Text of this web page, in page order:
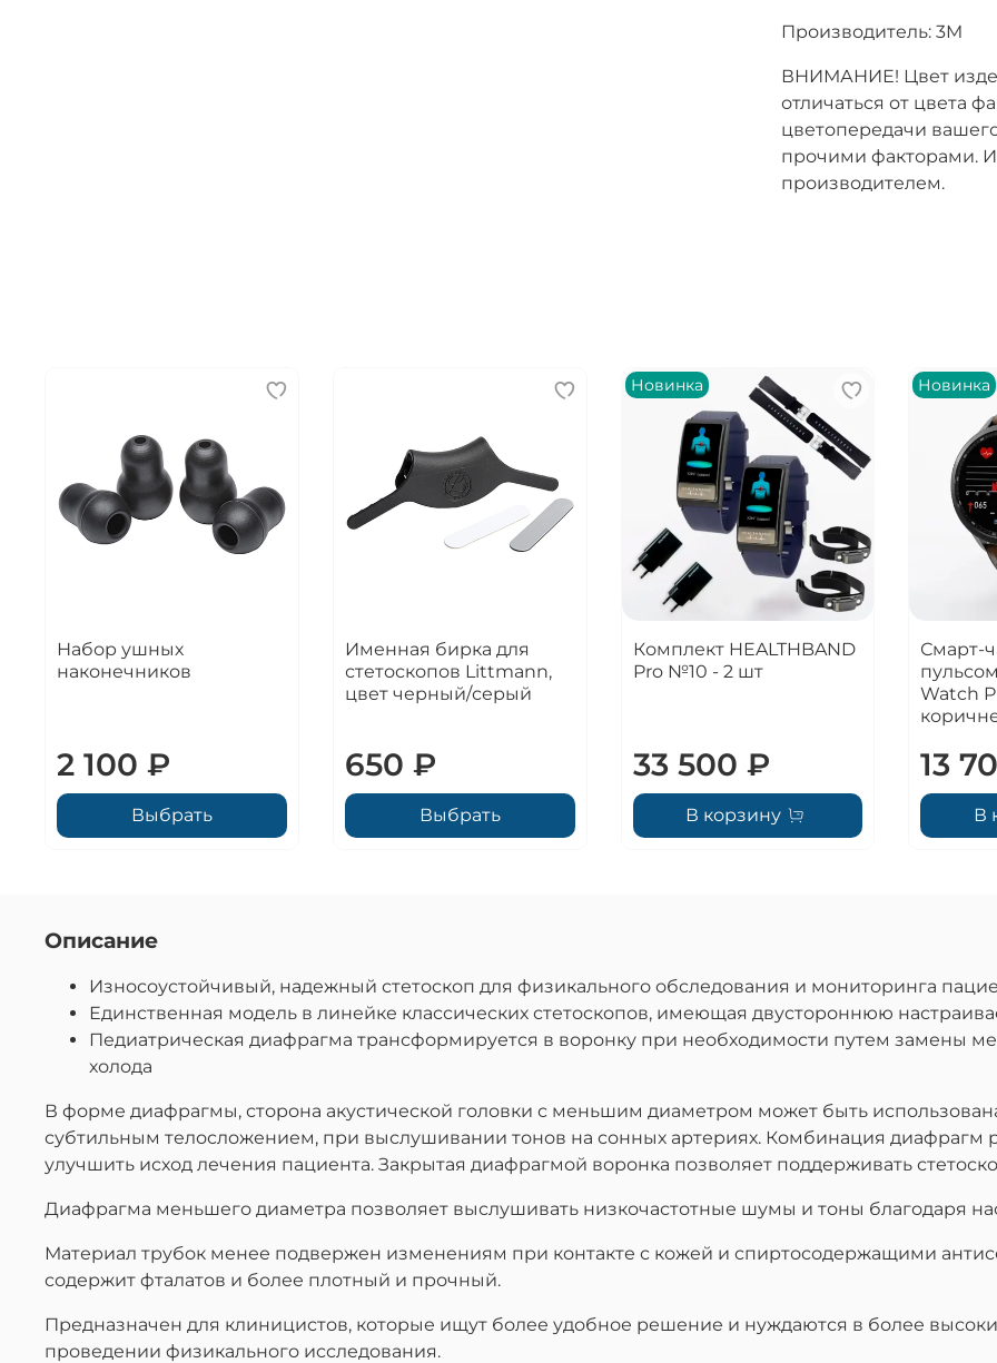
Производитель: 3M
ВНИМАНИЕ! Цвет
отличаться от цвета
цветопередачи
прочими факторами.
производителем.
Набор ушных
наконечников
2 100 ₽
Выбрать
Именная бирка для
стетоскопов Littmann,
цвет черный/серый
650 ₽
Выбрать
Новинка
Комплект HEALTHBAND
Pro №10 - 2 шт
33 500 ₽
В корзину
Новинка
Смарт-
Watch
13
В
Описание
Износоустойчивый, надежный стетоскоп для физикального обследования и мониторинга
Единственная модель в линейке классических стетоскопов, имеющая двустороннюю
Педиатрическая диафрагма трансформируется в воронку при необходимости путем
холода
В форме диафрагмы, сторона акустической головки с меньшим диаметром может быть
субтильным телосложением, при выслушивании тонов на сонных артериях. Комбинация диафрагм
улучшить исход лечения пациента. Закрытая диафрагмой воронка позволяет поддерживать
Диафрагма меньшего диаметра позволяет выслушивать низкочастотные шумы и тоны благодаря
Материал трубок менее подвержен изменениям при контакте с кожей и спиртосодержащими
содержит фталатов и более плотный и прочный.
Предназначен для клиницистов, которые ищут более удобное решение и нуждаются в более
проведении физикального исследования.